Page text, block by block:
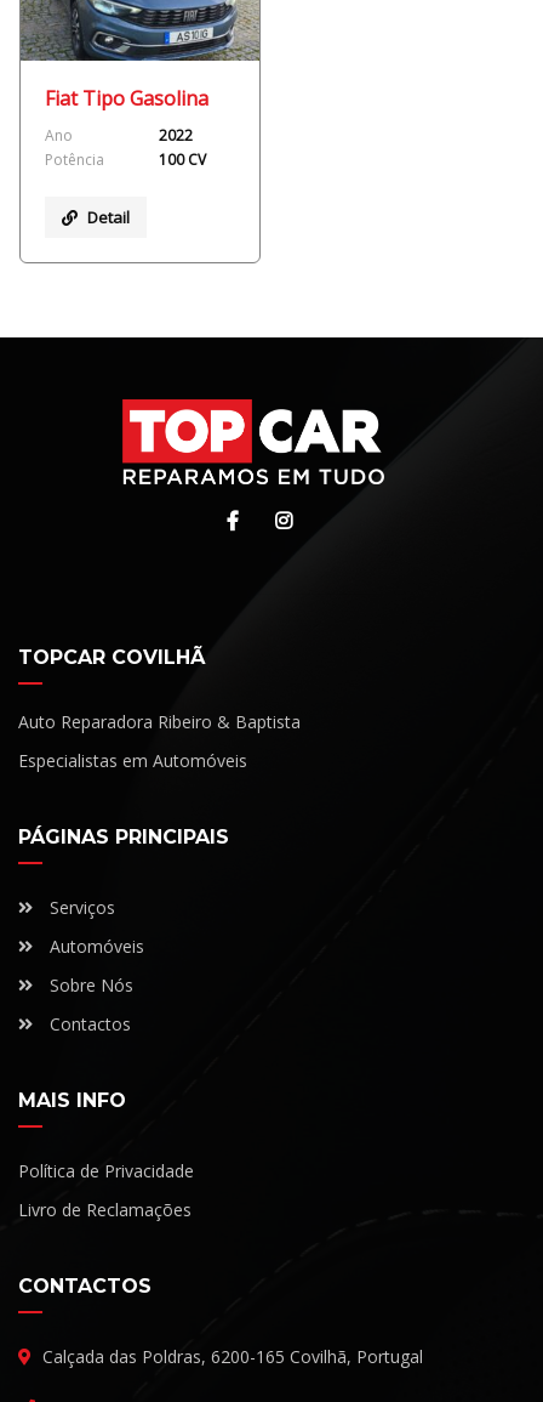
Fiat Tipo Gasolina
Ano
2022
Potência
100 CV
Detail
TOPCAR COVILHÃ
Auto Reparadora Ribeiro & Baptista
Especialistas em Automóveis
PÁGINAS PRINCIPAIS
Serviços
Automóveis
Sobre Nós
Contactos
MAIS INFO
Política de Privacidade
Livro de Reclamações
CONTACTOS
Calçada das Poldras, 6200-165 Covilhã, Portugal